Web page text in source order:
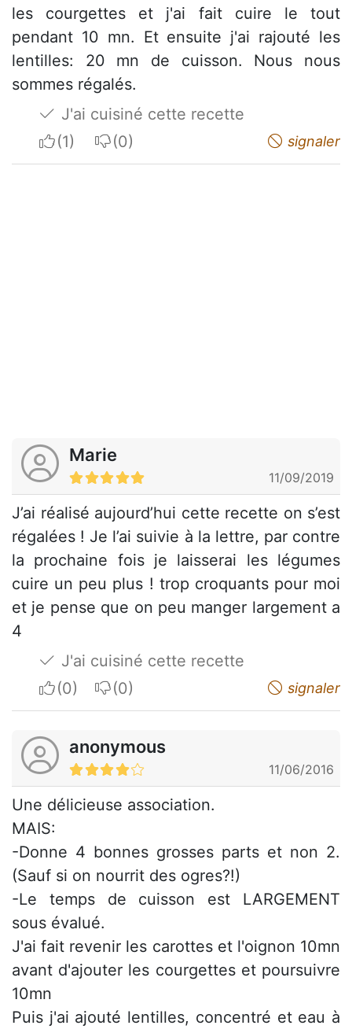
les courgettes et j'ai fait cuire le tout
pendant 10 mn. Et ensuite j'ai rajouté les
lentilles: 20 mn de cuisson. Nous nous
sommes régalés.
J'ai cuisiné cette recette
I apreciateI do not appreciate signaler
Marie
11/09/2019
J’ai réalisé aujourd’hui cette recette on s’est
régalées ! Je l’ai suivie à la lettre, par contre
la prochaine fois je laisserai les légumes
cuire un peu plus ! trop croquants pour moi
et je pense que on peu manger largement a
4
J'ai cuisiné cette recette
I apreciateI do not appreciate signaler
anonymous
11/06/2016
Une délicieuse association.
MAIS:
-Donne 4 bonnes grosses parts et non 2.
(Sauf si on nourrit des ogres?!)
-Le temps de cuisson est LARGEMENT
sous évalué.
J'ai fait revenir les carottes et l'oignon 10mn
avant d'ajouter les courgettes et poursuivre
10mn
Puis j'ai ajouté lentilles, concentré et eau à